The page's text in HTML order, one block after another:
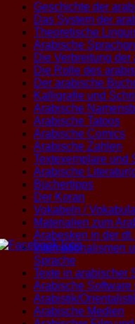
Geschichte der
Das System der
Theoretische
Arabische
Die Verbreitung
Die Rolle des
Der arabische
Kalligrafie und
Arabische
Arabische Tatoos
Arabische Comics
Arabische Zahlen
Textexemplare und
Arabische
Büchertipps
Der Koran
Vokabeln /
Materialien zum
Arabesken in der
Internationalismen
Sprache
Texte in arabischer
Arabische Software
Arabistik/
Arabische Medien